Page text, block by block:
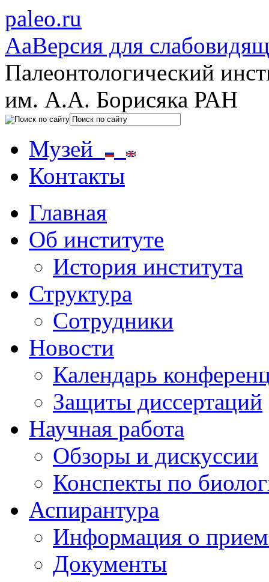
paleo.ru
AaВерсия для
Палеонтологический
им. А.А. Борисяка РАН
Музей
Контакты
Главная
Об институте
История института
Структура
Сотрудники
Новости
Календарь
Защиты диссертаций
Научная работа
Обзоры и дискуссии
Конспекты по
Аспирантура
Информация о
Документы